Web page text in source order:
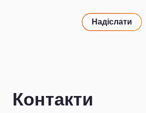
Надіслати
Контакти